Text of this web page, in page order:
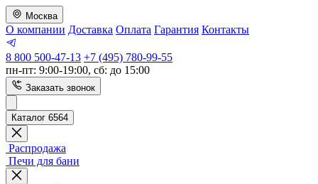
Москва
О компании Доставка Оплата Гарантия Контакты
8 800 500-47-13 +7 (495) 780-99-55
пн-пт: 9:00-19:00, сб: до 15:00
Заказать звонок
Каталог 6564
Распродажа
Печи для бани